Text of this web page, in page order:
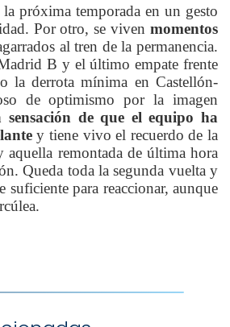
próxima temporada en un gesto
Por otro, se viven momentos
al tren de la permanencia.
B y el último empate frente
la derrota mínima en Castellón-
de optimismo por la imagen
de que el equipo ha
y tiene vivo el recuerdo de la
aquella remontada de última hora
Queda toda la segunda vuelta y
suficiente para reaccionar, aunque